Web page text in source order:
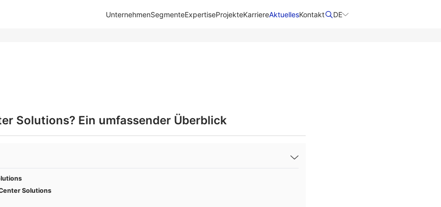
UnternehmenSegmenteExpertiseProjekteKarriereAktuellesKontakt DE
Solutions? Ein umfassender Überblick
Solutions